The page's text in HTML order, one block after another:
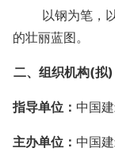
以钢为笔，
的壮丽蓝图。
二、组织机构(拟)
指导单位： 中国
主办单位： 中国